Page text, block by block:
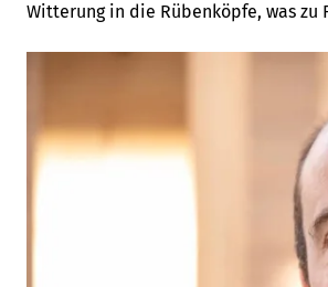
Witterung in die Rübenköpfe, was zu